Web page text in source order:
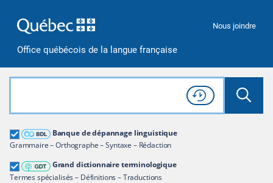
Office québécois de la langue française
Nous joindre
Rechercher dans tout le site
Lancer
Consulter l'
Historique
de recherche
Banque de dépannage linguistique
Grammaire – Orthographe – Syntaxe – Rédaction
Grand dictionnaire terminologique
Termes spécialisés – Définitions – Traductions
Grand dictionnaire terminologique
Restreindre aux termes